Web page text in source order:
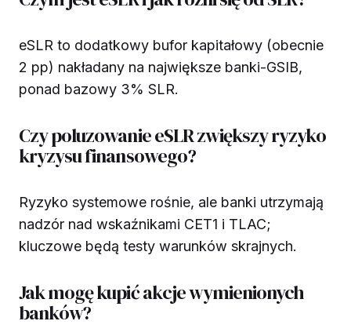
eSLR to dodatkowy bufor kapitałowy (obecnie
2 pp) nakładany na największe banki-GSIB,
ponad bazowy 3% SLR.
Czy poluzowanie eSLR zwiększy ryzyko
kryzysu finansowego?
Ryzyko systemowe rośnie, ale banki utrzymają
nadzór nad wskaźnikami CET1 i TLAC;
kluczowe będą testy warunków skrajnych.
Jak mogę kupić akcje wymienionych
banków?